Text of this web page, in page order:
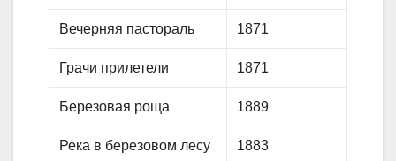
Вечерняя пастораль 1871
Грачи прилетели 1871
Березовая роща 1889
Река в березовом лесу 1883